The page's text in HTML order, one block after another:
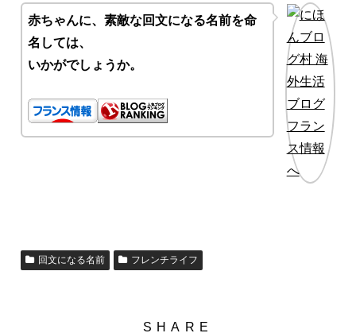
赤ちゃんに、素敵な回文になる名前を命
名しては、
いかがでしょうか。
回文になる名前 フレンチライフ